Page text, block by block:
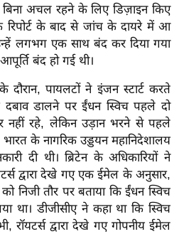
बिना अचल रहने के लिए डिज़ाइन किए
रिपोर्ट के बाद से जांच के दायरे में आ
लगभग एक साथ बंद कर दिया गया
बंद हो गई थी।
पायलटों ने इंजन स्टार्ट करते
डालने पर ईंधन स्विच पहले दो
नहीं रहे, लेकिन उड़ान भरने से पहले
भारत के नागरिक उड्डयन महानिदेशालय
दी थी। ब्रिटेन के अधिकारियों ने
द्वारा देखे गए एक ईमेल के अनुसार,
निजी तौर पर बताया कि ईंधन स्विच
था। डीजीसीए ने कहा था कि स्विच
रॉयटर्स द्वारा देखे गए गोपनीय ईमेल